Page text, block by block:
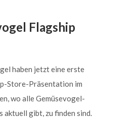
Flagship
haben jetzt eine erste
Store-Präsentation im
wo alle Gemüsevogel-
aktuell gibt, zu finden sind.